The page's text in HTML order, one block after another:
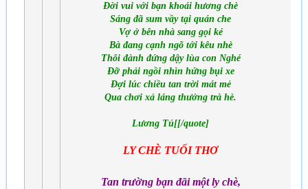
Đời vui với bạn khoái hương chè
Sáng đã sum vầy tại quán che
Vợ ở bên nhà sang gọi ké
Bà đang cạnh ngõ tới kêu nhè
Thôi đành đứng dậy lùa con Nghé
Đỡ phải ngồi nhìn hứng bụi xe
Đợi lúc chiều tan trời mát mẻ
Qua chơi xả láng thưởng trà hè.
Lương Tú[[/quote]
LY CHÈ TUỔI THƠ
Tan trường bạn đãi một ly chè,